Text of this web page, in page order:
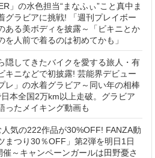
」の水色担当“まなふぃ”こと真中ま
グラビアに挑戦! 「週刊プレイボー
ある美ボディを披露～「ビキニとか
を人前で着るのは初めてかも」
隠してきたバイクを愛する旅人・有
キニなどで初披露! 芸能界デビュー
レ」の水着グラビア～同い年の相棒
日本全国2万km以上走破。グラビア
ったメイキング動画も
気の222作品が30%OFF! FANZA動
まつり30％OFF」第2弾を明日1日
～キャンペーンガールは田野憂さ